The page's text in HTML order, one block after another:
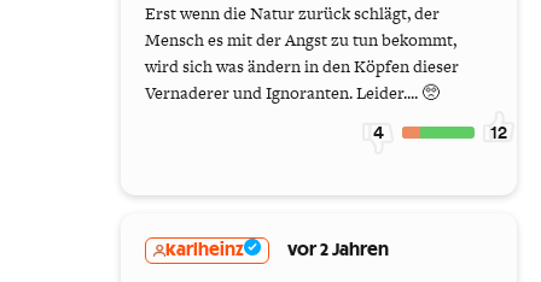
Erst wenn die Natur zurück schlägt, der
Mensch es mit der Angst zu tun bekommt,
wird sich was ändern in den Köpfen dieser
Vernaderer und Ignoranten. Leider.... 🥺
4 12
karlheinz vor 2 Jahren